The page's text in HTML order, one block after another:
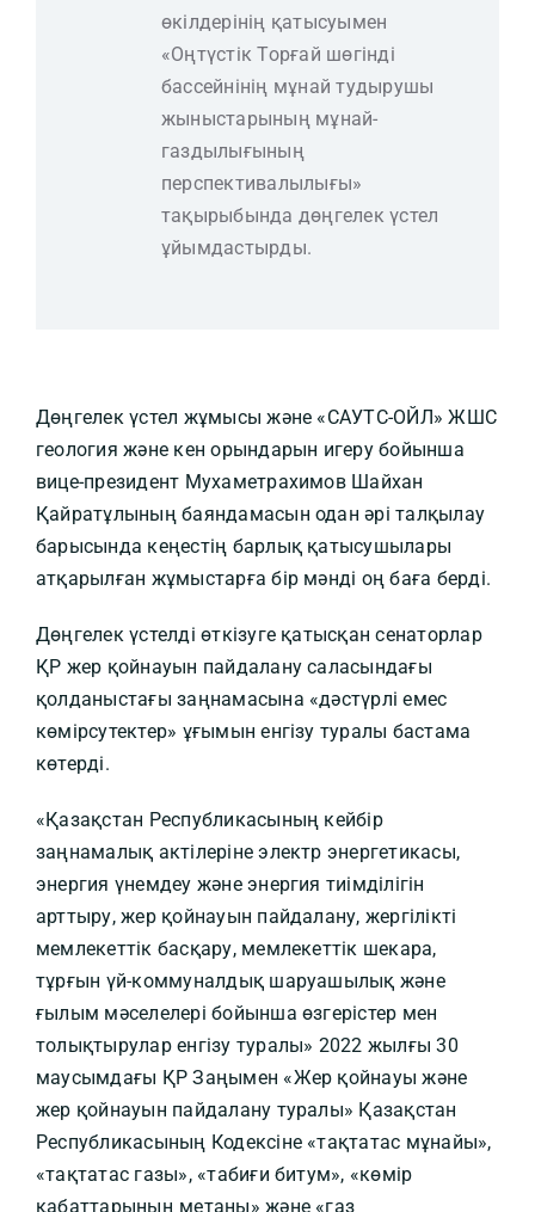
өкілдерінің қатысуымен
«Оңтүстік Торғай шөгінді
бассейнінің мұнай тудырушы
жыныстарының мұнай-
газдылығының
перспективалылығы»
тақырыбында дөңгелек үстел
ұйымдастырды.
Дөңгелек үстел жұмысы және «САУТС-ОЙЛ» ЖШС
геология және кен орындарын игеру бойынша
вице-президент Мухаметрахимов Шайхан
Қайратұлының баяндамасын одан әрі талқылау
барысында кеңестің барлық қатысушылары
атқарылған жұмыстарға бір мәнді оң баға берді.
Дөңгелек үстелді өткізуге қатысқан сенаторлар
ҚР жер қойнауын пайдалану саласындағы
қолданыстағы заңнамасына «дәстүрлі емес
көмірсутектер» ұғымын енгізу туралы бастама
көтерді.
«Қазақстан Республикасының кейбір
заңнамалық актілеріне электр энергетикасы,
энергия үнемдеу және энергия тиімділігін
арттыру, жер қойнауын пайдалану, жергілікті
мемлекеттік басқару, мемлекеттік шекара,
тұрғын үй-коммуналдық шаруашылық және
ғылым мәселелері бойынша өзгерістер мен
толықтырулар енгізу туралы» 2022 жылғы 30
маусымдағы ҚР Заңымен «Жер қойнауы және
жер қойнауын пайдалану туралы» Қазақстан
Республикасының Кодексіне «тақтатас мұнайы»,
«тақтатас газы», «табиғи битум», «көмір
қабаттарының метаны» және «газ